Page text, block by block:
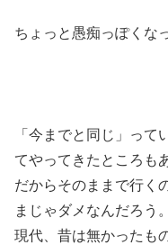
ちょっと愚痴っぽくな
「今までと同じ」って
てやってきたところも
だからそのままで行く
まじゃダメなんだろう。
現代、昔は無かったも